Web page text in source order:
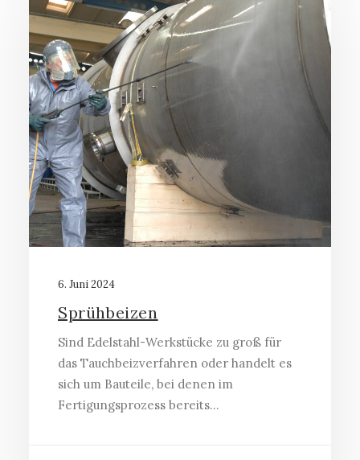
6. Juni 2024
Sprühbeizen
Sind Edelstahl-Werkstücke zu groß für
das Tauchbeizverfahren oder handelt es
sich um Bauteile, bei denen im
Fertigungsprozess bereits…